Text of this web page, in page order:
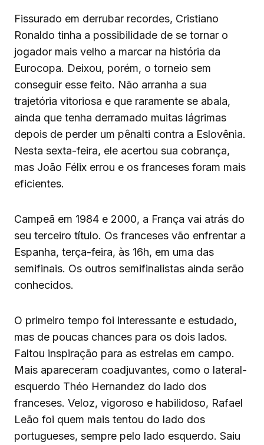
Fissurado em derrubar recordes, Cristiano
Ronaldo tinha a possibilidade de se tornar o
jogador mais velho a marcar na história da
Eurocopa. Deixou, porém, o torneio sem
conseguir esse feito. Não arranha a sua
trajetória vitoriosa e que raramente se abala,
ainda que tenha derramado muitas lágrimas
depois de perder um pênalti contra a Eslovênia.
Nesta sexta-feira, ele acertou sua cobrança,
mas João Félix errou e os franceses foram mais
eficientes.
Campeã em 1984 e 2000, a França vai atrás do
seu terceiro título. Os franceses vão enfrentar a
Espanha, terça-feira, às 16h, em uma das
semifinais. Os outros semifinalistas ainda serão
conhecidos.
O primeiro tempo foi interessante e estudado,
mas de poucas chances para os dois lados.
Faltou inspiração para as estrelas em campo.
Mais apareceram coadjuvantes, como o lateral-
esquerdo Théo Hernandez do lado dos
franceses. Veloz, vigoroso e habilidoso, Rafael
Leão foi quem mais tentou do lado dos
portugueses, sempre pelo lado esquerdo. Saiu